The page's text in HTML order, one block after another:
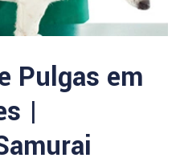
Pulgas em
|